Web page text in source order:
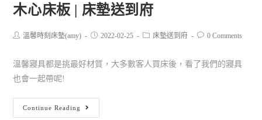
木心床板 | 床墊送到府
溫馨時刻床墊(amy) 2022-02-25 床墊送到府 0 Comments
溫馨寢具都是挑最好材質，大多數客人買床後，看了我們的寢具
也會一起帶呢!
Continue Reading